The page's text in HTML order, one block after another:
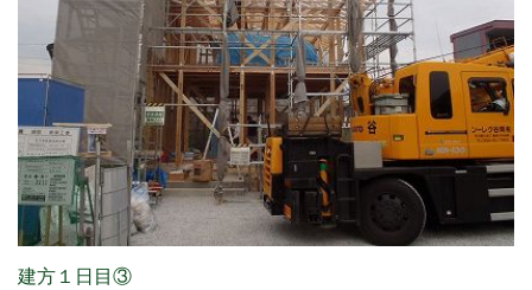
建方１日目③